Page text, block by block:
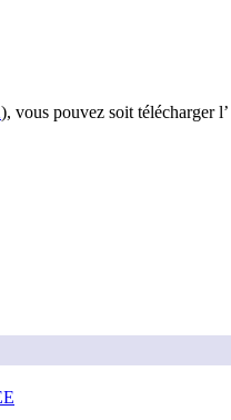
), vous pouvez soit télécharger l’